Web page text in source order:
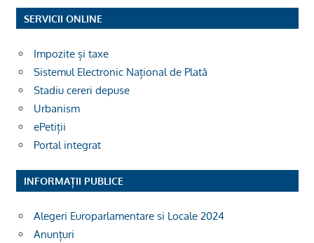
SERVICII ONLINE
Impozite și taxe
Sistemul Electronic Național de Plată
Stadiu cereri depuse
Urbanism
ePetiții
Portal integrat
INFORMAȚII PUBLICE
Alegeri Europarlamentare si Locale 2024
Anunțuri